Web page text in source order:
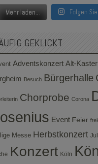
Mehr laden... Folgen
GEKLICKT
Adventskonzert Alt-Kaster
Besuch Bürgerhalle
Chorprobe Corona
Event Feier
Messe Herbstkonzert
Konzert Köln